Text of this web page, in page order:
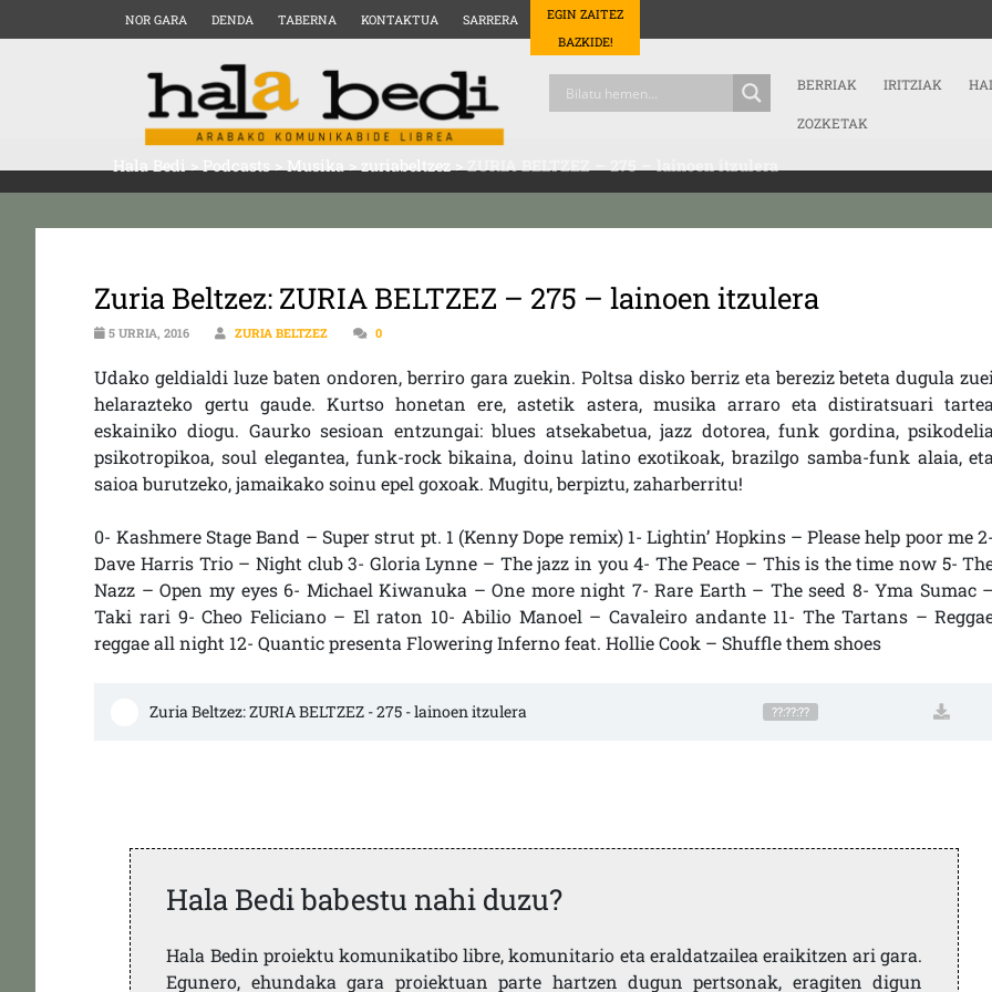
NOR GARA DENDA TABERNA KONTAKTUA SARRERA
EGIN ZAITEZ
BAZKIDE!
BERRIAK IRITZIAK
ZOZKETAK
Hala Bedi>Podcasts>Musika>zuriabeltzez>ZURIA BELTZEZ – 275 – lainoen itzulera
Zuria Beltzez: ZURIA BELTZEZ – 275 – lainoen itzulera
5 URRIA, 2016 ZURIA BELTZEZ 0
Udako geldialdi luze baten ondoren, berriro gara zuekin. Poltsa disko berriz eta bereziz beteta dugula zuei
helarazteko gertu gaude. Kurtso honetan ere, astetik astera, musika arraro eta distiratsuari tartea
eskainiko diogu. Gaurko sesioan entzungai: blues atsekabetua, jazz dotorea, funk gordina, psikodelia
psikotropikoa, soul elegantea, funk-rock bikaina, doinu latino exotikoak, brazilgo samba-funk alaia, eta
saioa burutzeko, jamaikako soinu epel goxoak. Mugitu, berpiztu, zaharberritu!
0- Kashmere Stage Band – Super strut pt. 1 (Kenny Dope remix) 1- Lightin’ Hopkins – Please help poor me 2-
Dave Harris Trio – Night club 3- Gloria Lynne – The jazz in you 4- The Peace – This is the time now 5-
Nazz – Open my eyes 6- Michael Kiwanuka – One more night 7- Rare Earth – The seed 8- Yma Sumac –
Taki rari 9- Cheo Feliciano – El raton 10- Abilio Manoel – Cavaleiro andante 11- The Tartans –
reggae all night 12- Quantic presenta Flowering Inferno feat. Hollie Cook – Shuffle them shoes
Zuria Beltzez: ZURIA BELTZEZ - 275 - lainoen itzulera ??:??:??
Hala Bedi babestu nahi duzu?
Hala Bedin proiektu komunikatibo libre, komunitario eta eraldatzailea eraikitzen ari gara.
Egunero, ehundaka gara proiektuan parte hartzen dugun pertsonak, eragiten digun